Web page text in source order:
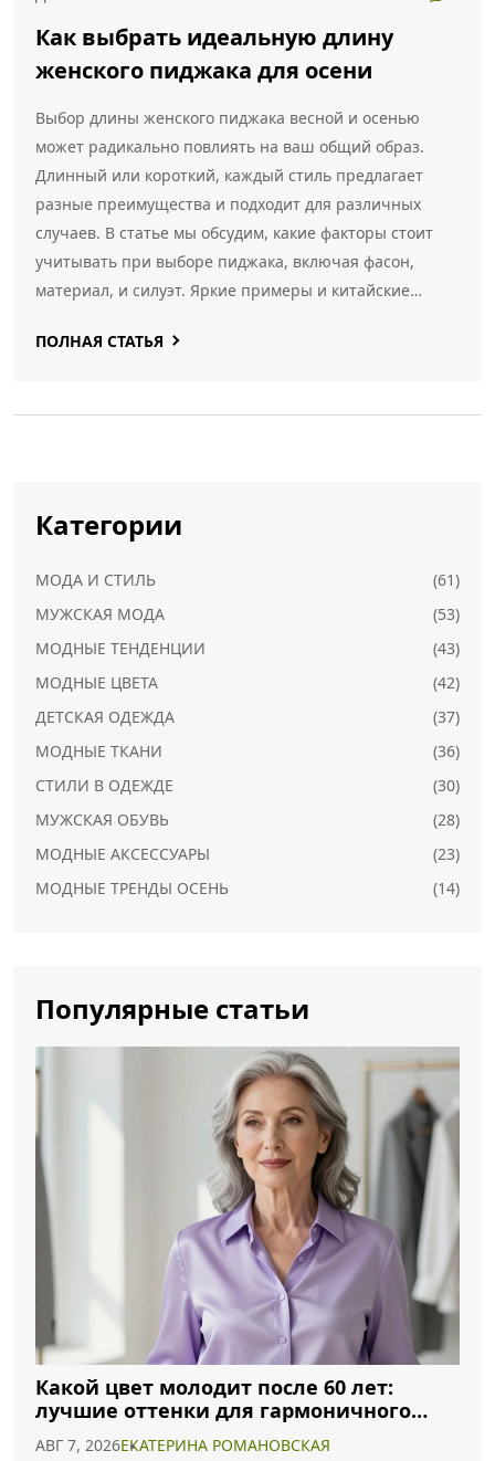
Как выбрать идеальную длину
женского пиджака для осени
Выбор длины женского пиджака весной и осенью
может радикально повлиять на ваш общий образ.
Длинный или короткий, каждый стиль предлагает
разные преимущества и подходит для различных
случаев. В статье мы обсудим, какие факторы стоит
учитывать при выборе пиджака, включая фасон,
материал, и силуэт. Яркие примеры и китайские
выбор для вашего гардероба.
ПОЛНАЯ СТАТЬЯ
Категории
МОДА И СТИЛЬ
(61)
МУЖСКАЯ МОДА
(53)
МОДНЫЕ ТЕНДЕНЦИИ
(43)
МОДНЫЕ ЦВЕТА
(42)
ДЕТСКАЯ ОДЕЖДА
(37)
МОДНЫЕ ТКАНИ
(36)
СТИЛИ В ОДЕЖДЕ
(30)
МУЖСКАЯ ОБУВЬ
(28)
МОДНЫЕ АКСЕССУАРЫ
(23)
МОДНЫЕ ТРЕНДЫ ОСЕНЬ
(14)
Популярные статьи
Какой цвет молодит после 60 лет:
лучшие оттенки для гармоничного
АВГ 7, 2026ЕКАТЕРИНА РОМАНОВСКАЯ